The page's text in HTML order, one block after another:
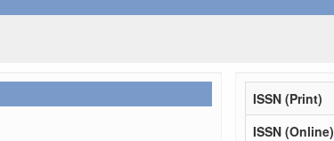
ISSN (Print)
ISSN (Online)